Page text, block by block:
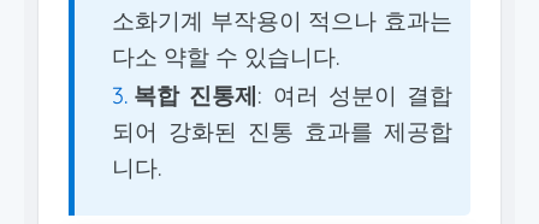
소화기계 부작용이 적으나 효과는
다소 약할 수 있습니다.
복합 진통제: 여러 성분이 결합
되어 강화된 진통 효과를 제공합
니다.